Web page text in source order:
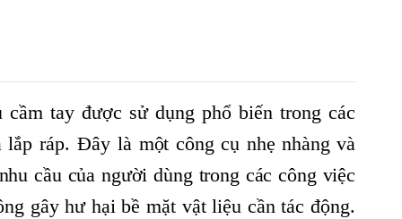
cầm tay được sử dụng phổ biến trong các
lắp ráp. Đâylà một công cụ nhẹ nhàng và
cầu của người dùng trong các công việc
gây hư hại bề mặt vật liệu cần tác động.